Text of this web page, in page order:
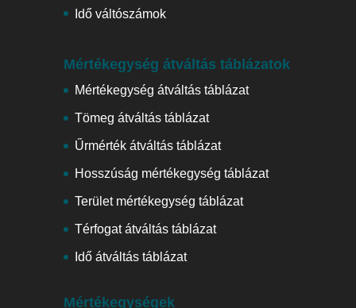
Idő váltószámok
Mértékegység átváltás táblázatok
Mértékegység átváltás táblázat
Tömeg átváltás táblázat
Űrmérték átváltás táblázat
Hosszúság mértékegység táblázat
Terület mértékegység táblázat
Térfogat átváltás táblázat
Idő átváltás táblázat
Mértékegységek